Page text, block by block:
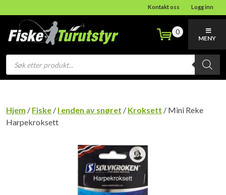
Kontakt oss Logg inn
Products
search
0
MENY
Hjem / Fiske / I enden av snøret / Kroksett / Mini Reke
Harpekroksett